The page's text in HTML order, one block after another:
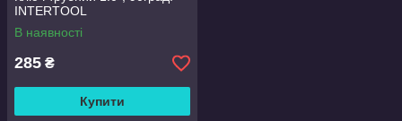
INTERTOOL
В наявності
285 ₴
Купити